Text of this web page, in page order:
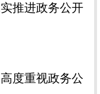
推进政务公开
高度重视政务公